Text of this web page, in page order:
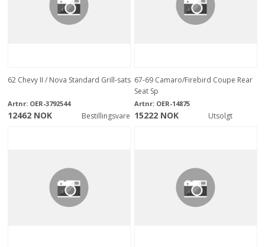
62 Chevy II / Nova Standard Grill-sats
Artnr: OER-3792544
12462 NOK Bestillingsvare
67-69 Camaro/Firebird Coupe Rear
Seat Sp
Artnr: OER-14875
15222 NOK Utsolgt